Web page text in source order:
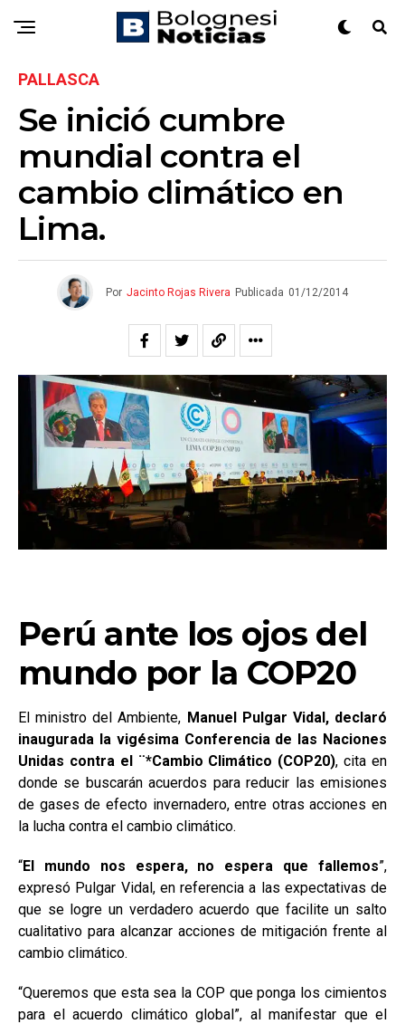
PALLASCA
Se inició cumbre
mundial contra el
cambio climático en
Lima.
Por Jacinto Rojas Rivera Publicada 01/12/2014
Perú ante los ojos del
mundo por la COP20
El ministro del Ambiente, Manuel Pulgar Vidal, declaró
inaugurada la vigésima Conferencia de las Naciones
Unidas contra el ¨*Cambio Climático (COP20), cita en
donde se buscarán acuerdos para reducir las emisiones
de gases de efecto invernadero, entre otras acciones en
la lucha contra el cambio climático.
“El mundo nos espera, no espera que fallemos”,
expresó Pulgar Vidal, en referencia a las expectativas de
que se logre un verdadero acuerdo que facilite un salto
cualitativo para alcanzar acciones de mitigación frente al
cambio climático.
“Queremos que esta sea la COP que ponga los cimientos
para el acuerdo climático global”, al manifestar que el